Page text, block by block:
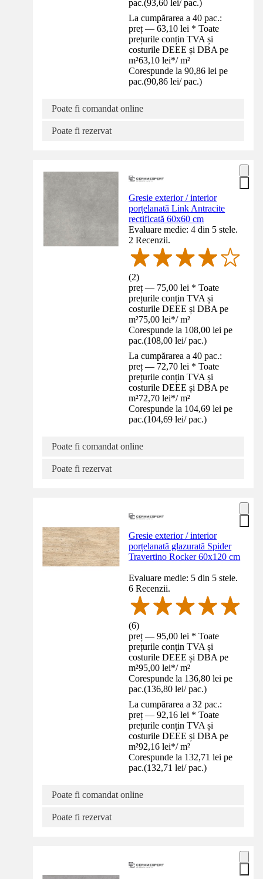
pac.(93,60 lei/ pac.)
La cumpărarea a 40 pac.:
preț — 63,10 lei * Toate
prețurile conțin TVA și
costurile DEEE și DBA pe
m²63,10 lei*/ m²
Corespunde la 90,86 lei pe
pac.(90,86 lei/ pac.)
Poate fi comandat online
Poate fi rezervat
Gresie exterior / interior
porțelanată Link Antracite
rectificată 60x60 cm
Evaluare medie: 4 din 5 stele.
2 Recenzii.
(2)
preț — 75,00 lei * Toate
prețurile conțin TVA și
costurile DEEE și DBA pe
m²75,00 lei*/ m²
Corespunde la 108,00 lei pe
pac.(108,00 lei/ pac.)
La cumpărarea a 40 pac.:
preț — 72,70 lei * Toate
prețurile conțin TVA și
costurile DEEE și DBA pe
m²72,70 lei*/ m²
Corespunde la 104,69 lei pe
pac.(104,69 lei/ pac.)
Poate fi comandat online
Poate fi rezervat
Gresie exterior / interior
porțelanată glazurată Spider
Travertino Rocker 60x120 cm
Evaluare medie: 5 din 5 stele.
6 Recenzii.
(6)
preț — 95,00 lei * Toate
prețurile conțin TVA și
costurile DEEE și DBA pe
m²95,00 lei*/ m²
Corespunde la 136,80 lei pe
pac.(136,80 lei/ pac.)
La cumpărarea a 32 pac.:
preț — 92,16 lei * Toate
prețurile conțin TVA și
costurile DEEE și DBA pe
m²92,16 lei*/ m²
Corespunde la 132,71 lei pe
pac.(132,71 lei/ pac.)
Poate fi comandat online
Poate fi rezervat